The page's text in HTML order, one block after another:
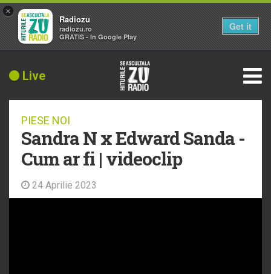
Live
PIESE NOI
Sandra N x Edward Sanda -
Cum ar fi | videoclip
24 Aprilie 2023
×
Radiozu
radiozu.ro
GRATIS - In Google Play
Get it